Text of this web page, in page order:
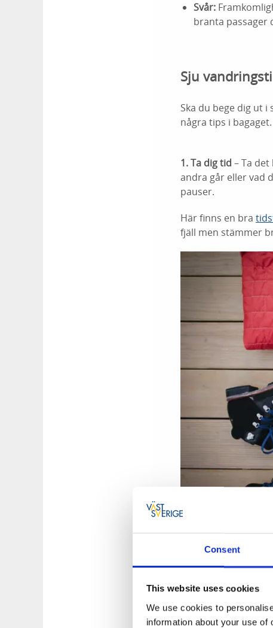
Consent
This website uses cookies
We use cookies to
information about your use
Svår:
branta passager
Sju
Ska du bege dig ut
några tips i bagaget.
1. Ta dig tid – Ta
andra går eller vad
pauser.
Här finns en bra
fjäll men stämmer
2. Bra skor– Detta
med ett par
det vara skönt med